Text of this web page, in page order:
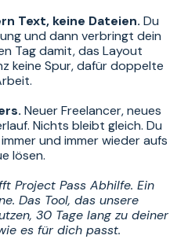
Text, keine Dateien. Du
und dann verbringt dein
Tag damit, das Layout
keine Spur, dafür doppelte
Neuer Freelancer, neues
Nichts bleibt gleich. Du
und immer wieder aufs
lösen.
Project Pass Abhilfe. Ein
Das Tool, das unsere
30 Tage lang zu deiner
es für dich passt.